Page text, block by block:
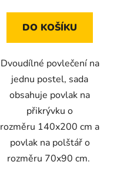
DO KOŠÍKU
Dvoudílné povlečení na
jednu postel, sada
obsahuje povlak na
přikrývku o
rozměru 140x200 cm a
povlak na polštář o
rozměru 70x90 cm.